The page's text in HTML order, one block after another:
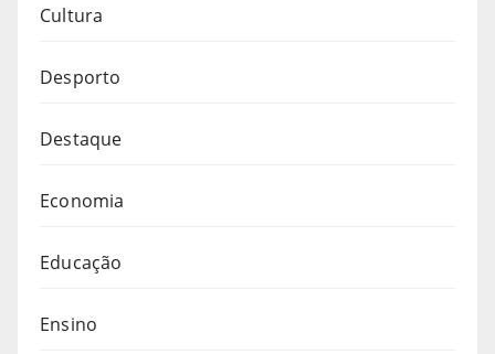
Cultura
Desporto
Destaque
Economia
Educação
Ensino